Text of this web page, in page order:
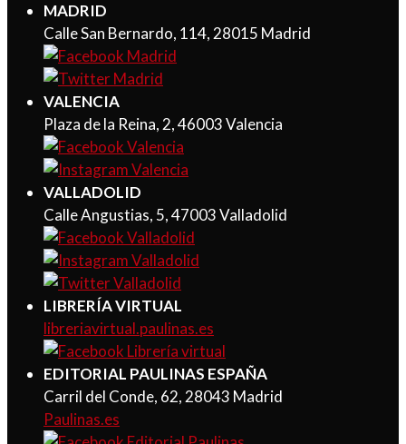
MADRID
Calle San Bernardo, 114, 28015 Madrid
VALENCIA
Plaza de la Reina, 2, 46003 Valencia
VALLADOLID
Calle Angustias, 5, 47003 Valladolid
LIBRERÍA VIRTUAL
libreriavirtual.paulinas.es
EDITORIAL PAULINAS ESPAÑA
Carril del Conde, 62, 28043 Madrid
Paulinas.es